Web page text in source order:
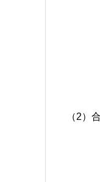
（2）